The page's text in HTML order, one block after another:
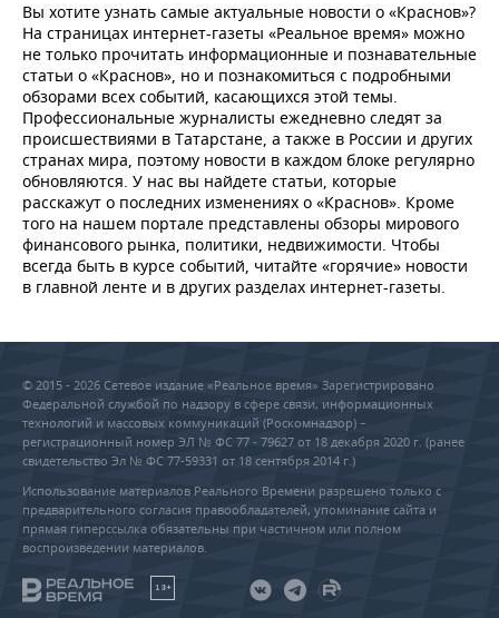
Вы хотите узнать самые актуальные новости о «Краснов»?
На страницах интернет-газеты «Реальное время» можно
не только прочитать информационные и познавательные
статьи о «Краснов», но и познакомиться с подробными
обзорами всех событий, касающихся этой темы.
Профессиональные журналисты ежедневно следят за
происшествиями в Татарстане, а также в России и других
странах мира, поэтому новости в каждом блоке регулярно
обновляются. У нас вы найдете статьи, которые
расскажут о последних изменениях о «Краснов». Кроме
того на нашем портале представлены обзоры мирового
финансового рынка, политики, недвижимости. Чтобы
всегда быть в курсе событий, читайте «горячие» новости
в главной ленте и в других разделах интернет-газеты.
© 2015 - 2026 Сетевое издание «Реальное время» Зарегистрировано
Федеральной службой по надзору в сфере связи, информационных
технологий и массовых коммуникаций (Роскомнадзор) –
регистрационный номер ЭЛ № ФС 77 - 79627 от 18 декабря 2020 г. (ранее
свидетельство Эл № ФС 77-59331 от 18 сентября 2014 г.)
Использование материалов Реального Времени разрешено только с
предварительного согласия правообладателей, упоминание сайта и
прямая гиперссылка обязательны при частичном или полном
воспроизведении материалов.
18+